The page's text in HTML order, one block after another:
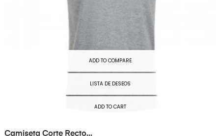
ADD TO COMPARE
LISTA DE DESEOS
ADD TO CART
Camiseta Corte Recto...